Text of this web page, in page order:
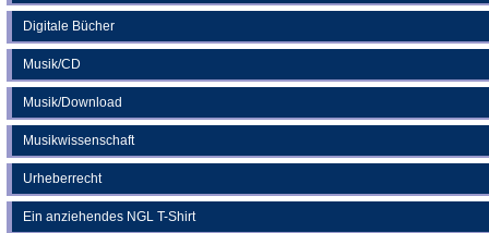
Digitale Bücher
Musik/CD
Musik/Download
Musikwissenschaft
Urheberrecht
Ein anziehendes NGL T-Shirt